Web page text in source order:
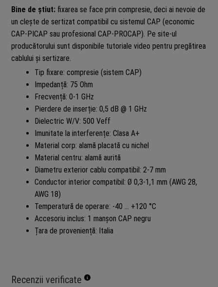
Bine de știut:fixarea se face prin compresie, deci ai nevoie de
un clește de sertizat compatibil cu sistemul CAP (economic
CAP-PICAP sau profesional CAP-PROCAP). Pe site-ul
producătorului sunt disponibile tutoriale video pentru pregătirea
cablului și sertizare.
Tip fixare: compresie (sistem CAP)
Impedanță: 75 Ohm
Frecvență: 0-1 GHz
Pierdere de inserție: 0,5 dB @ 1 GHz
Dielectric W/V: 500 Veff
Imunitate la interferențe: Clasa A+
Material corp: alamă placată cu nichel
Material centru: alamă aurită
Diametru exterior cablu compatibil: 2-7 mm
Conductor interior compatibil: Ø 0,3-1,1 mm (AWG 28,
AWG 18)
Temperatură de operare: -40 … +120 °C
Accesoriu inclus: 1 manșon CAP negru
Țara de proveniență: Italia
Recenzii verificate